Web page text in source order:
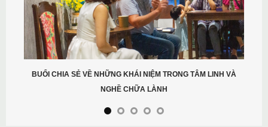
BUỔI CHIA SẺ VỀ NHỮNG KHÁI NIỆM TRONG TÂM LINH VÀ
NGHỀ CHỮA LÀNH